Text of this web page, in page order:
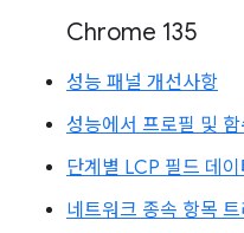
Chrome 135
성능 패널 개선사항
성능에서 프로필 및
단계별 LCP 필드 데이
네트워크 종속 항목 트